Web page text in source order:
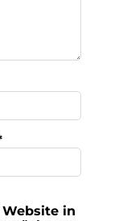
Website in